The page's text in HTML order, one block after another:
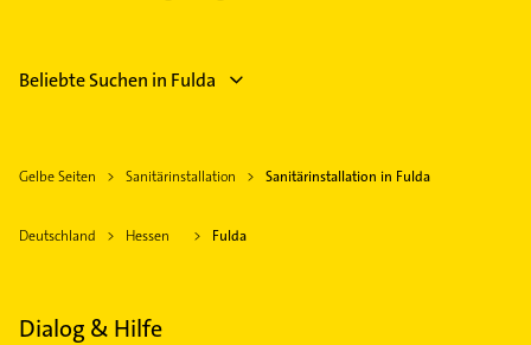
Beliebte Suchen in Fulda
Gelbe Seiten Sanitärinstallation Sanitärinstallation in Fulda
Deutschland Hessen Fulda
Dialog & Hilfe